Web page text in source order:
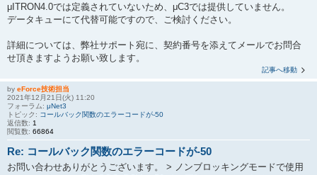
μITRON4.0では定義されていないため、μC3では提供していません。
データキューにて代替可能ですので、ご検討ください。
詳細については、弊社サポート宛に、契約番号を添えてメールでお問合
せ頂きますようお願い致します。
記事へ移動
by eForce技術担当
2021年12月21日(火) 11:20
フォーラム: μNet3
トピック: コールバック関数のエラーコードが-50
返信数: 1
閲覧数: 66864
Re: コールバック関数のエラーコードが-50
お問い合わせありがとうございます。 > ノンブロッキングモードで使用